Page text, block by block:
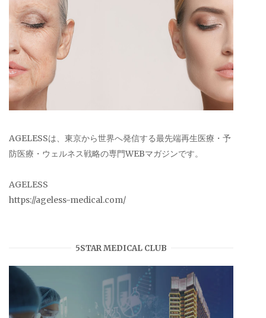
AGELESSは、東京から世界へ発信する最先端再生医療・予
防医療・ウェルネス戦略の専門WEBマガジンです。
AGELESS
https://ageless-medical.com/
5STAR MEDICAL CLUB